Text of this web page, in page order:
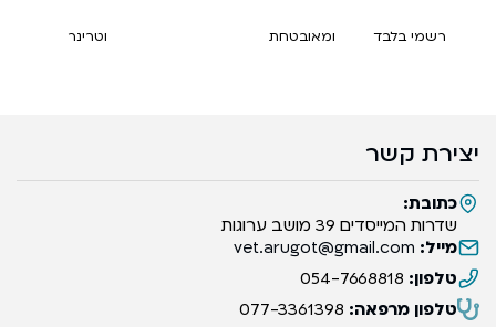
רשמי בלבד ומאובטחת וטרינר
יצירת קשר
כתובת:
שדרות המייסדים 39 מושב ערוגות
מייל: vet.arugot@gmail.com
טלפון: 054-7668818
טלפון מרפאה: 077-3361398